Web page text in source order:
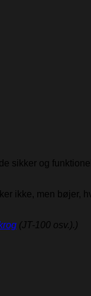
sikker og
ikke, men bøjer,
(JT-100 osv.).)